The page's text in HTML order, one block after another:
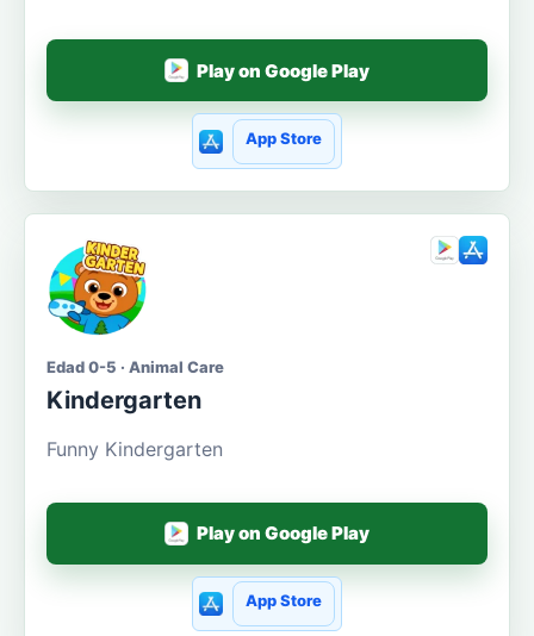
Play on Google Play
App Store
Edad 0-5 · Animal Care
Kindergarten
Funny Kindergarten
Play on Google Play
App Store